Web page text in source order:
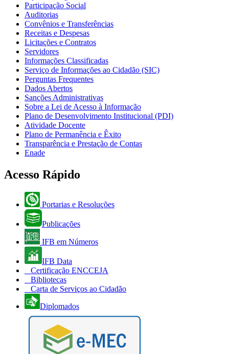
Participação Social
Auditorias
Convênios e Transferências
Receitas e Despesas
Licitações e Contratos
Servidores
Informações Classificadas
Serviço de Informações ao Cidadão (SIC)
Perguntas Frequentes
Dados Abertos
Sanções Administrativas
Sobre a Lei de Acesso à Informação
Plano de Desenvolvimento Institucional (PDI)
Atividade Docente
Plano de Permanência e Êxito
Transparência e Prestação de Contas
Enade
Acesso Rápido
Portarias e Resoluções
Publicações
IFB em Números
IFB Data
Certificação ENCCEJA
Bibliotecas
Carta de Serviços ao Cidadão
Diplomados